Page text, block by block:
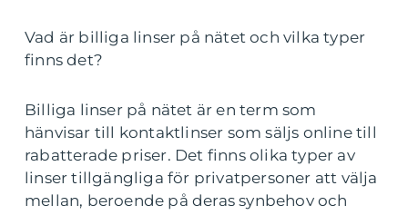
Vad är billiga linser på nätet och vilka typer
finns det?
Billiga linser på nätet är en term som
hänvisar till kontaktlinser som säljs online till
rabatterade priser. Det finns olika typer av
linser tillgängliga för privatpersoner att välja
mellan, beroende på deras synbehov och